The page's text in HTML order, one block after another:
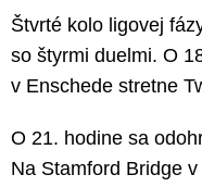
Štvrté kolo ligovej
so štyrmi duelmi. O
v Enschede stretne
O 21. hodine sa
Na Stamford Bridge